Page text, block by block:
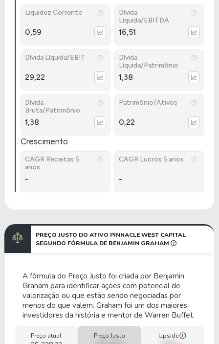
Liquidez Corrente
0,59
Dívida
Líquida/EBITDA
16,51
Dívida Líquida/EBIT
29,22
Dívida
Líquida/Patrimônio
1,38
Dívida
Bruta/Patrimônio
1,38
Patrimônio/Ativos
0,22
Crescimento
CAGR Receitas 5
anos
-
CAGR Lucros 5 anos
-
PREÇO JUSTO DO ATIVO PINNACLE WEST CAPITAL
SEGUNDO FÓRMULA DE BENJAMIN GRAHAM
A fórmula do Preço Justo foi criada por Benjamin
Graham para identificar ações com potencial de
valorização ou que estão sendo negociadas por
menos do que valem. Graham foi um dos maiores
investidores da história e mentor de Warren Buffet.
Preço atual Preço Justo Upside